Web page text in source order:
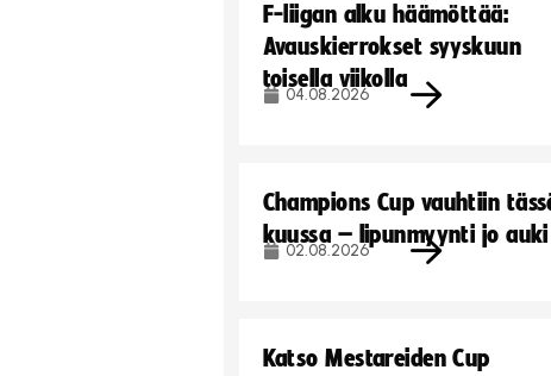
F-liigan alku häämöttää:
Avauskierrokset syyskuun
toisella viikolla
04.08.2026
Champions Cup vauhtiin
kuussa – lipunmyynti jo auki
02.08.2026
Katso Mestareiden Cup